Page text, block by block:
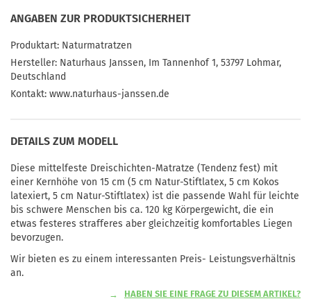
ANGABEN ZUR PRODUKTSICHERHEIT
Produktart: Naturmatratzen
Hersteller: Naturhaus Janssen, Im Tannenhof 1, 53797 Lohmar,
Deutschland
Kontakt: www.naturhaus-janssen.de
DETAILS ZUM MODELL
Diese mittelfeste Dreischichten-Matratze (Tendenz fest) mit
einer Kernhöhe von 15 cm (5 cm Natur-Stiftlatex, 5 cm Kokos
latexiert, 5 cm Natur-Stiftlatex) ist die passende Wahl für leichte
bis schwere Menschen bis ca. 120 kg Körpergewicht, die ein
etwas festeres strafferes aber gleichzeitig komfortables Liegen
bevorzugen.
Wir bieten es zu einem interessanten Preis- Leistungsverhältnis
an.
HABEN SIE EINE FRAGE ZU DIESEM ARTIKEL?